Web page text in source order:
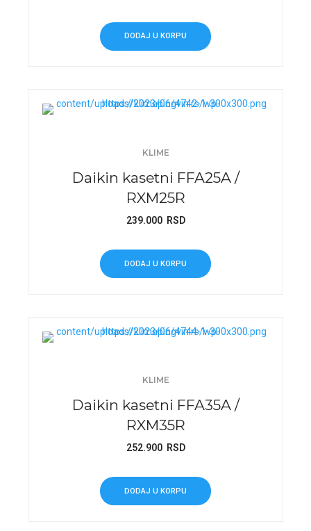
DODAJ U KORPU
KLIME
Daikin kasetni FFA25A /
RXM25R
239.000 RSD
DODAJ U KORPU
KLIME
Daikin kasetni FFA35A /
RXM35R
252.900 RSD
DODAJ U KORPU